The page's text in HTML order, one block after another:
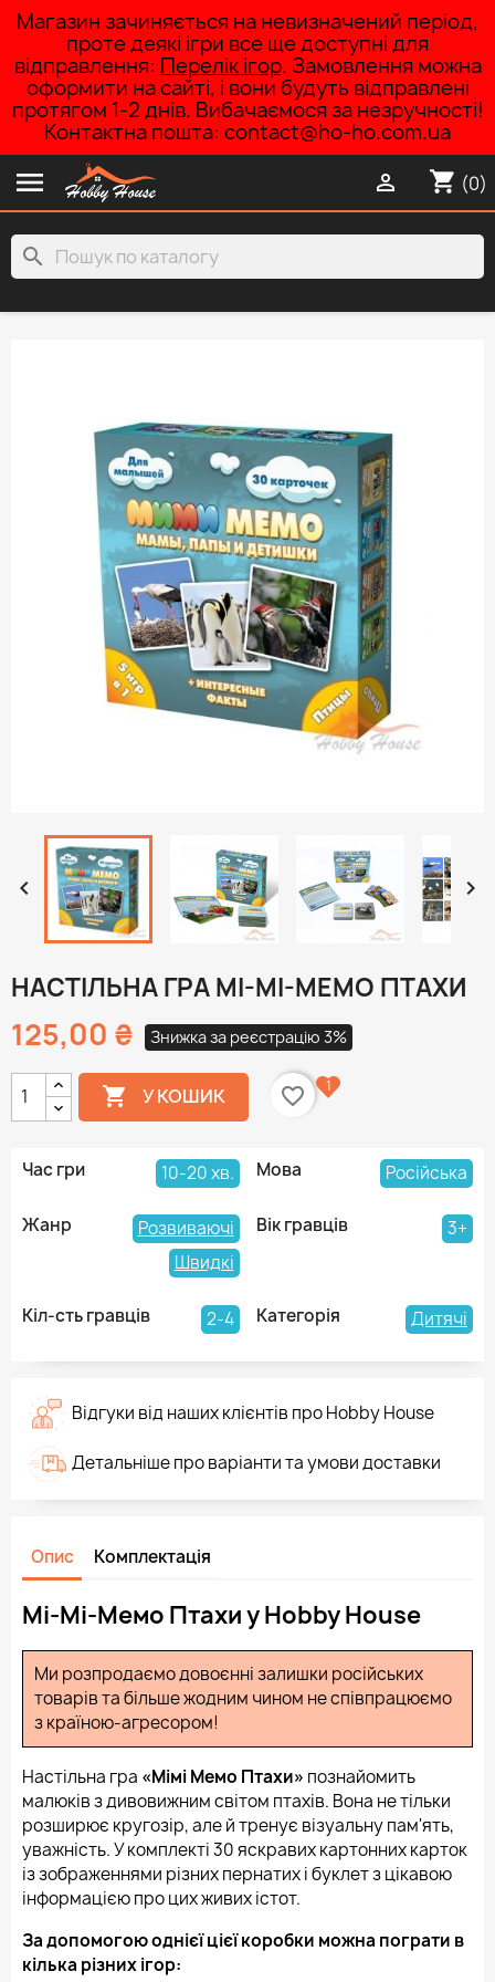
Магазин зачиняється на невизначений період,
проте деякі ігри все ще доступні для
відправлення: Перелік ігор. Замовлення можна
оформити на сайті, і вони будуть відправлені
протягом 1-2 днів. Вибачаємося за незручності!
Контактна пошта: contact@ho-ho.com.ua
 shopping_cart (0)

search
 
НАСТІЛЬНА ГРА МІ-МІ-МЕМО ПТАХИ
125,00 ₴ Знижка за реєстрацію 3%
 У КОШИК favorite_border 1
Час гри 10-20 хв. Мова Російська
Жанр
Розвиваючі
Швидкі
Вік гравців 3+
Кіл-сть гравців 2-4 Категорія Дитячі
Відгуки від наших клієнтів про Hobby House
Детальніше про варіанти та умови доставки
Опис Комплектація
Мі-Мі-Мемо Птахи у Hobby House
Ми розпродаємо довоєнні залишки російських
товарів та більше жодним чином не співпрацюємо
з країною-агресором!
Настільна гра «Мімі Мемо Птахи» познайомить
малюків з дивовижним світом птахів. Вона не тільки
розширює кругозір, але й тренує візуальну пам'ять,
уважність. У комплекті 30 яскравих картонних карток
із зображеннями різних пернатих і буклет з цікавою
інформацією про цих живих істот.
За допомогою однієї цієї коробки можна пограти в
кілька різних ігор: